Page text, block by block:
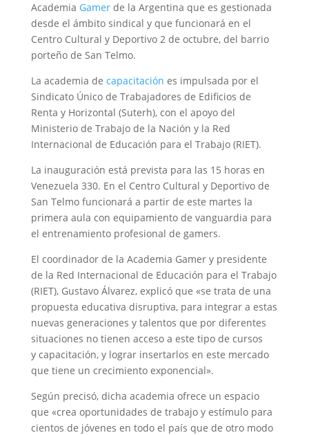
Academia Gamer de la Argentina que es gestionada
desde el ámbito sindical y que funcionará en el
Centro Cultural y Deportivo 2 de octubre, del barrio
porteño de San Telmo.
La academia de capacitación es impulsada por el
Sindicato Único de Trabajadores de Edificios de
Renta y Horizontal (Suterh), con el apoyo del
Ministerio de Trabajo de la Nación y la Red
Internacional de Educación para el Trabajo (RIET).
La inauguración está prevista para las 15 horas en
Venezuela 330. En el Centro Cultural y Deportivo de
San Telmo funcionará a partir de este martes la
primera aula con equipamiento de vanguardia para
el entrenamiento profesional de gamers.
El coordinador de la Academia Gamer y presidente
de la Red Internacional de Educación para el Trabajo
(RIET), Gustavo Álvarez, explicó que «se trata de una
propuesta educativa disruptiva, para integrar a estas
nuevas generaciones y talentos que por diferentes
situaciones no tienen acceso a este tipo de cursos
y capacitación, y lograr insertarlos en este mercado
que tiene un crecimiento exponencial».
Según precisó, dicha academia ofrece un espacio
que «crea oportunidades de trabajo y estímulo para
cientos de jóvenes en todo el país que de otro modo